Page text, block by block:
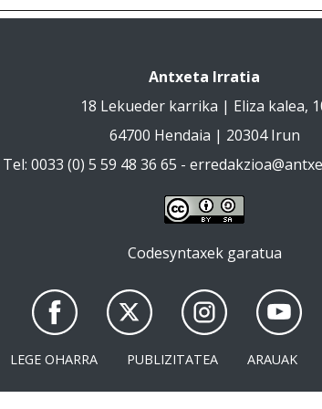
Antxeta Irratia
18 Lekueder karrika | Eliza kalea,
64700 Hendaia | 20304 Irun
Tel: 0033 (0) 5 59 48 36 65 -
Codesyntaxek garatua
LEGE OHARRA PUBLIZITATEA ARAUAK